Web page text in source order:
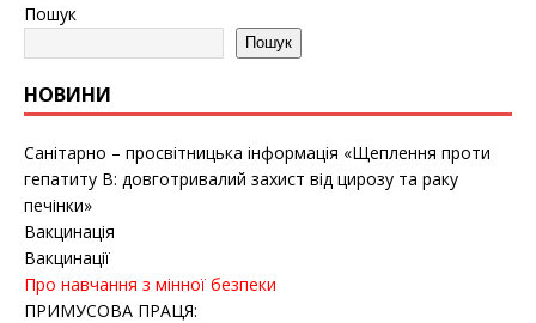
Пошук
Пошук
НОВИНИ
Санітарно – просвітницька інформація «Щеплення проти
гепатиту B: довготривалий захист від цирозу та раку
печінки»
Вакцинація
Вакцинації
Про навчання з мінної безпеки
ПРИМУСОВА ПРАЦЯ: